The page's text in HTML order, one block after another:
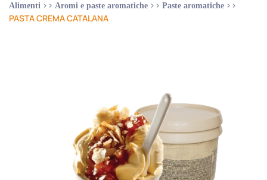
Alimenti Aromi e paste aromatiche Paste aromatiche
PASTA CREMA CATALANA